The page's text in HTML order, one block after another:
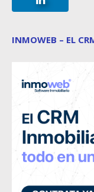
INMOWEB – EL